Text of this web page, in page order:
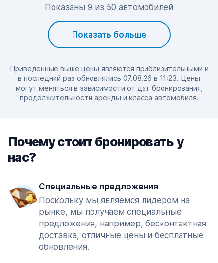
Показаны 9 из 50 автомобилей
Показать больше
Приведенные выше цены являются приблизительными и
в последний раз обновлялись 07.08.26 в 11:23. Цены
могут меняться в зависимости от дат бронирования,
продолжительности аренды и класса автомобиля.
Почему стоит бронировать у
нас?
Специальные предложения
Поскольку мы являемся лидером на
рынке, мы получаем специальные
предложения, например, бесконтактная
доставка, отличные цены и бесплатные
обновления.